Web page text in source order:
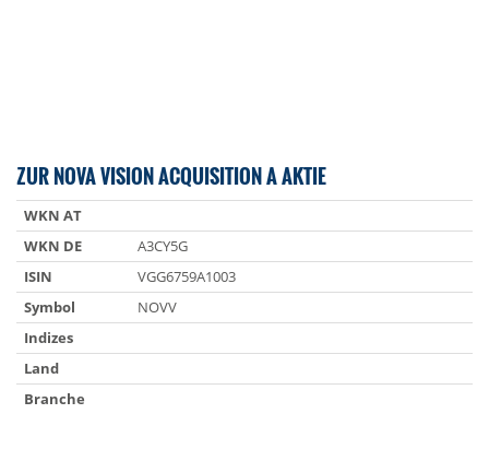
ZUR NOVA VISION ACQUISITION A AKTIE
WKN AT
WKN DE
A3CY5G
ISIN
VGG6759A1003
Symbol
NOVV
Indizes
Land
Branche